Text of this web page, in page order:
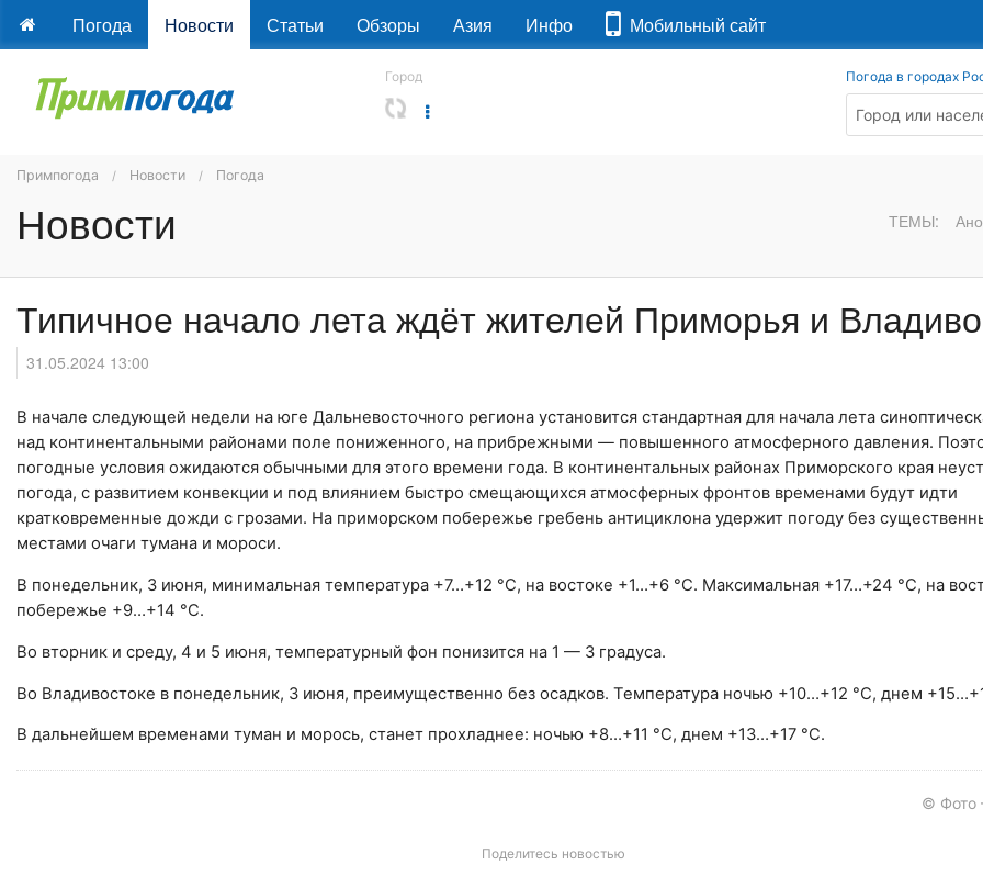
Погода Новости Статьи Обзоры Азия Инфо Мобильный сайт
Город Погода в городах
Примпогода Новости Погода
Новости ТЕМЫ:
Типичное начало лета ждёт жителей Приморья и
31.05.2024 13:00
В начале следующей недели на юге Дальневосточного региона установится стандартная для начала лета
над континентальными районами поле пониженного, на прибрежными — повышенного атмосферного давления.
погодные условия ожидаются обычными для этого времени года. В континентальных районах Приморского края
погода, с развитием конвекции и под влиянием быстро смещающихся атмосферных фронтов временами будут идти
кратковременные дожди с грозами. На приморском побережье гребень антициклона удержит погоду без
местами очаги тумана и мороси.
В понедельник, 3 июня, минимальная температура +7…+12 °С, на востоке +1…+6 °С. Максимальная +17…+24 °С, на
побережье +9…+14 °С.
Во вторник и среду, 4 и 5 июня, температурный фон понизится на 1 — 3 градуса.
Во Владивостоке в понедельник, 3 июня, преимущественно без осадков. Температура ночью +10…+12 °С, днем
В дальнейшем временами туман и морось, станет прохладнее: ночью +8…+11 °С, днем +13…+17 °С.
© Фото
Поделитесь новостью